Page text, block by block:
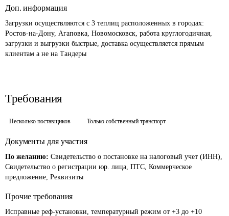
Доп. информация
Загрузки осуществляются с 3 теплиц расположенных в городах:
Ростов-на-Дону, Агаповка, Новомосковск, работа круглогодичная,
загрузки и выгрузки быстрые, доставка осуществляется прямым
клиентам а не на Тандеры
Требования
Несколько поставщиков Только собственный транспорт
Документы для участия
По желанию: Свидетельство о постановке на налоговый учет (ИНН),
Свидетельство о регистрации юр. лица, ПТС, Коммерческое
предложение, Реквизиты
Прочие требования
Исправные реф-установки, температурный режим от +3 до +10